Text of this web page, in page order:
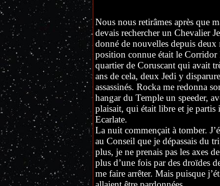
Nous nous retirâmes après que
devais rechercher un Chevalier
donné de nouvelles depuis deux
position connue était le
quartier de Coruscant qui avait
ans de cela, deux Jedi y
assassinés. Rocka me redonna
hangar du Temple un speeder,
plaisait, qui était libre et je
Ecarlate.
La nuit commençait à tomber.
au Conseil que je dépassais du
plus, je ne prenais pas les axes
plus d’une fois par des droïdes
me faire arrêter. Mais puisque